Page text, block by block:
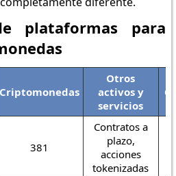
plataformas para
Criptomonedas
Otros
activos y
servicios
381
Contratos a
plazo,
acciones
tokenizadas